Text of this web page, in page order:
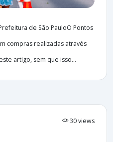
de São PauloO Pontos
compras realizadas através
artigo, sem que isso...
30 views